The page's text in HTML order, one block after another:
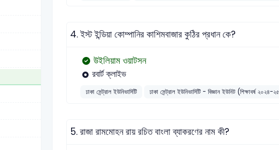
4.ইস্ট ইন্ডিয়া কোম্পানির কাশিমবাজার কুঠির প্রধান কে?
উইলিয়াম ওয়াটসন
রবার্ট ক্লাইভ
ঢাকা সেন্ট্রাল ইউনিভার্সিটি ঢাকা সেন্ট্রাল ইউনিভার্সিটি - বিজ্ঞান ইউনিট (শিক্ষাবর্ষ
5.রাজা রামমোহন রায় রচিত বাংলা ব্যাকরণের নাম কী?